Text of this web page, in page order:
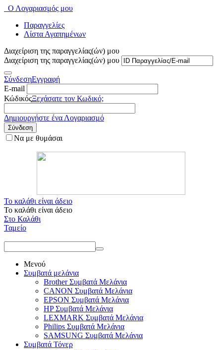
Ο Λογαριασμός μου
Παραγγελίες
Λίστα Αγαπημένων
Διαχείριση της παραγγελίας(ών) μου
Διαχείριση της παραγγελίας(ών) μου
ΣύνδεσηΕγγραφή
E-mail
ΚώδικόςΞεχάσατε τον Κωδικό;
Δημιουργήστε ένα Λογαριασμό
Σύνδεση
Να με θυμάσαι
Το καλάθι είναι άδειο
Το καλάθι είναι άδειο
Στο Καλάθι
Ταμείο
Μενού
Συμβατά μελάνια
Brother Συμβατά Μελάνια
CANON Συμβατά Μελάνια
EPSON Συμβατά Μελάνια
HP Συμβατά Μελάνια
LEXMARK Συμβατά Μελάνια
Philips Συμβατά Μελάνια
SAMSUNG Συμβατά Μελάνια
Συμβατά Τόνερ